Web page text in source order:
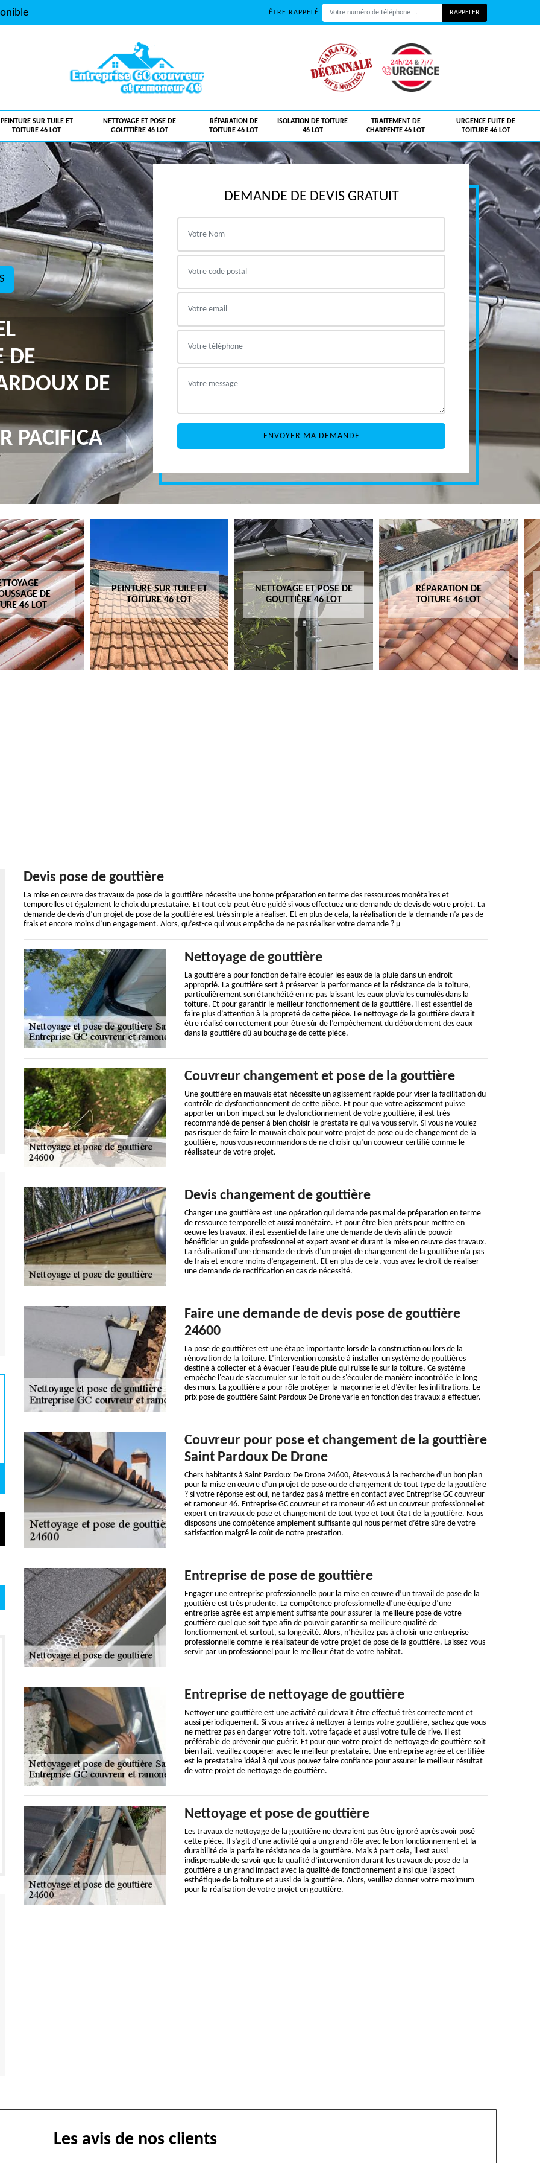
ÊTRE RAPPELÉ
PEINTURE SUR TUILE ET
TOITURE 46 LOT
NETTOYAGE ET POSE DE
GOUTTIÈRE 46 LOT
RÉPARATION DE
TOITURE 46 LOT
ISOLATION DE TOITURE
46 LOT
TRAITEMENT DE
CHARPENTE 46 LOT
URGENCE FUITE DE
TOITURE 46 LOT
DE
DE
PACIFICA
DEMANDE DE DEVIS GRATUIT
DE
46 LOT
PEINTURE SUR TUILE ET
TOITURE 46 LOT
NETTOYAGE ET POSE DE
GOUTTIÈRE 46 LOT
RÉPARATION DE
TOITURE 46 LOT
Devis pose de gouttière
La mise en œuvre des travaux de pose de la gouttière nécessite une bonne préparation en terme des ressources monétaires et
temporelles et également le choix du prestataire. Et tout cela peut être guidé si vous effectuez une demande de devis de votre projet. La
demande de devis d’un projet de pose de la gouttière est très simple à réaliser. Et en plus de cela, la réalisation de la demande n’a pas de
frais et encore moins d’un engagement. Alors, qu’est-ce qui vous empêche de ne pas réaliser votre demande ? µ
Nettoyage de gouttière
La gouttière a pour fonction de faire écouler les eaux de la pluie dans un endroit
approprié. La gouttière sert à préserver la performance et la résistance de la toiture,
particulièrement son étanchéité en ne pas laissant les eaux pluviales cumulés dans la
toiture. Et pour garantir le meilleur fonctionnement de la gouttière, il est essentiel de
faire plus d’attention à la propreté de cette pièce. Le nettoyage de la gouttière devrait
être réalisé correctement pour être sûr de l’empêchement du débordement des eaux
dans la gouttière dû au bouchage de cette pièce.
Couvreur changement et pose de la gouttière
Une gouttière en mauvais état nécessite un agissement rapide pour viser la facilitation du
contrôle de dysfonctionnement de cette pièce. Et pour que votre agissement puisse
apporter un bon impact sur le dysfonctionnement de votre gouttière, il est très
recommandé de penser à bien choisir le prestataire qui va vous servir. Si vous ne voulez
pas risquer de faire le mauvais choix pour votre projet de pose ou de changement de la
gouttière, nous vous recommandons de ne choisir qu’un couvreur certifié comme le
réalisateur de votre projet.
Devis changement de gouttière
Changer une gouttière est une opération qui demande pas mal de préparation en terme
de ressource temporelle et aussi monétaire. Et pour être bien prêts pour mettre en
œuvre les travaux, il est essentiel de faire une demande de devis afin de pouvoir
bénéficier un guide professionnel et expert avant et durant la mise en œuvre des travaux.
La réalisation d’une demande de devis d’un projet de changement de la gouttière n’a pas
de frais et encore moins d’engagement. Et en plus de cela, vous avez le droit de réaliser
une demande de rectification en cas de nécessité.
Faire une demande de devis pose de gouttière
24600
La pose de gouttières est une étape importante lors de la construction ou lors de la
rénovation de la toiture. L’intervention consiste à installer un système de gouttières
destiné à collecter et à évacuer l’eau de pluie qui ruisselle sur la toiture. Ce système
empêche l'eau de s’accumuler sur le toit ou de s'écouler de manière incontrôlée le long
des murs. La gouttière a pour rôle protéger la maçonnerie et d’éviter les infiltrations. Le
prix pose de gouttière Saint Pardoux De Drone varie en fonction des travaux à effectuer.
Couvreur pour pose et changement de la gouttière
Saint Pardoux De Drone
Chers habitants à Saint Pardoux De Drone 24600, êtes-vous à la recherche d’un bon plan
pour la mise en œuvre d’un projet de pose ou de changement de tout type de la gouttière
? si votre réponse est oui, ne tardez pas à mettre en contact avec Entreprise GC couvreur
et ramoneur 46. Entreprise GC couvreur et ramoneur 46 est un couvreur professionnel et
expert en travaux de pose et changement de tout type et tout état de la gouttière. Nous
disposons une compétence amplement suffisante qui nous permet d’être sûre de votre
satisfaction malgré le coût de notre prestation.
Entreprise de pose de gouttière
Engager une entreprise professionnelle pour la mise en œuvre d’un travail de pose de la
gouttière est très prudente. La compétence professionnelle d’une équipe d’une
entreprise agrée est amplement suffisante pour assurer la meilleure pose de votre
gouttière quel que soit type afin de pouvoir garantir sa meilleure qualité de
fonctionnement et surtout, sa longévité. Alors, n’hésitez pas à choisir une entreprise
professionnelle comme le réalisateur de votre projet de pose de la gouttière. Laissez-vous
servir par un professionnel pour le meilleur état de votre habitat.
Entreprise de nettoyage de gouttière
Nettoyer une gouttière est une activité qui devrait être effectué très correctement et
aussi périodiquement. Si vous arrivez à nettoyer à temps votre gouttière, sachez que vous
ne mettrez pas en danger votre toit, votre façade et aussi votre tuile de rive. Il est
préférable de prévenir que guérir. Et pour que votre projet de nettoyage de gouttière soit
bien fait, veuillez coopérer avec le meilleur prestataire. Une entreprise agrée et certifiée
est le prestataire idéal à qui vous pouvez faire confiance pour assurer le meilleur résultat
de votre projet de nettoyage de gouttière.
Nettoyage et pose de gouttière
Les travaux de nettoyage de la gouttière ne devraient pas être ignoré après avoir posé
cette pièce. Il s’agit d’une activité qui a un grand rôle avec le bon fonctionnement et la
durabilité de la parfaite résistance de la gouttière. Mais à part cela, il est aussi
indispensable de savoir que la qualité d’intervention durant les travaux de pose de la
gouttière a un grand impact avec la qualité de fonctionnement ainsi que l’aspect
esthétique de la toiture et aussi de la gouttière. Alors, veuillez donner votre maximum
pour la réalisation de votre projet en gouttière.
Les avis de nos clients